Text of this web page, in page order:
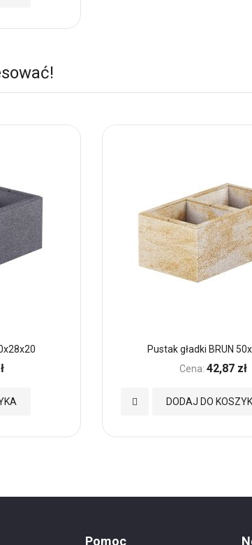
Pustak gładki BRUN
Cena: 42,87 zł
DODAJ DO
Dodaj
Pomoc